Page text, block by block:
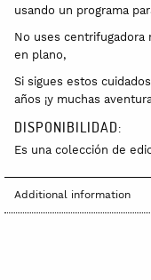
usando un programa
No uses centrifugadora
en plano,
Si sigues estos
años ¡y muchas
DISPONIBILIDAD:
Es una colección de
Additional information